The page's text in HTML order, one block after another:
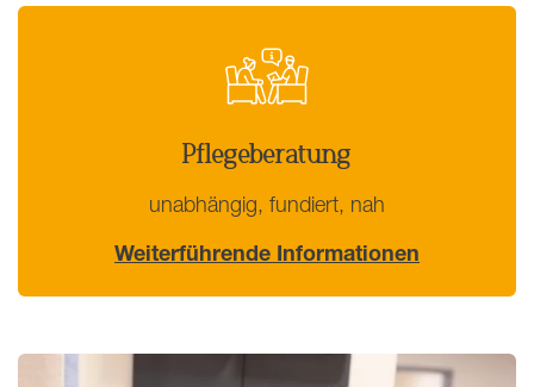
Pflegeberatung
unabhängig, fundiert, nah
Weiterführende Informationen